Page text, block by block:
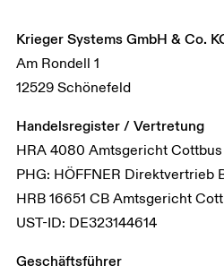
Krieger Systems GmbH & Co.
Am Rondell 1
12529 Schönefeld
Handelsregister / Vertretung
HRA 4080 Amtsgericht Cottbus
PHG: HÖFFNER Direktvertrieb
HRB 16651 CB Amtsgericht
UST-ID: DE323144614
Geschäftsführer